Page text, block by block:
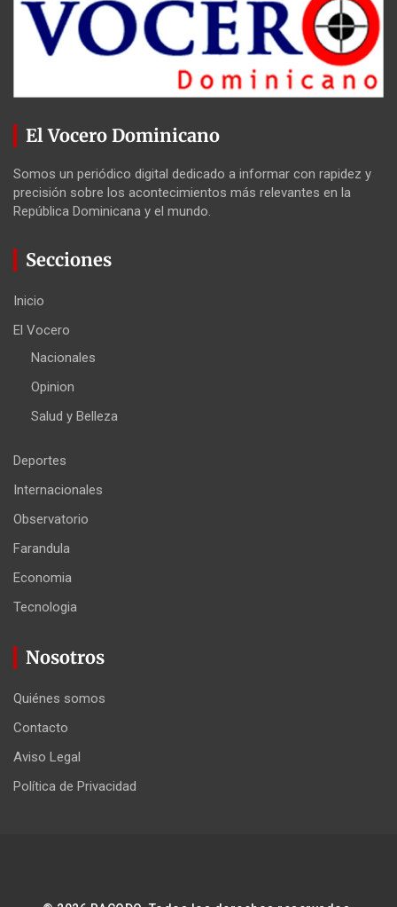
El Vocero Dominicano
Somos un periódico digital dedicado a informar con rapidez y
precisión sobre los acontecimientos más relevantes en la
República Dominicana y el mundo.
Secciones
Inicio
El Vocero
Nacionales
Opinion
Salud y Belleza
Deportes
Internacionales
Observatorio
Farandula
Economia
Tecnologia
Nosotros
Quiénes somos
Contacto
Aviso Legal
Política de Privacidad